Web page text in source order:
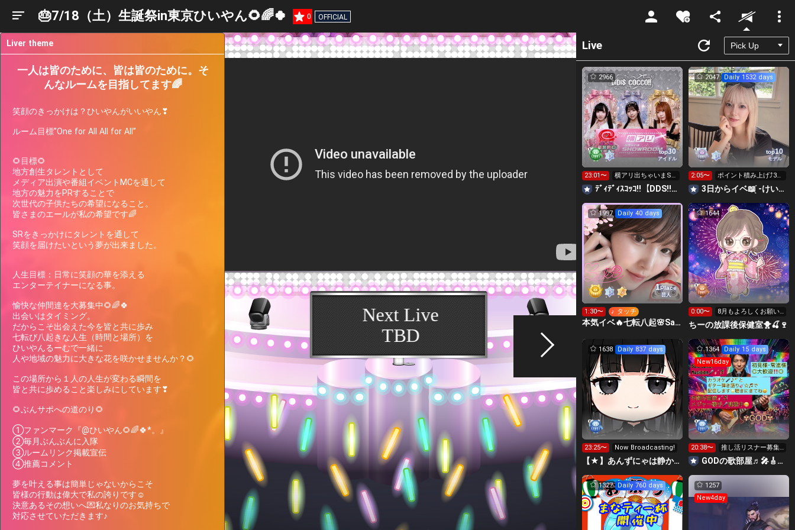
🎂7/18（土）生誕祭in東京ひいやん🌻🌈🍀 0 OFFICIAL
Unmute
Current
Participating
Events
Past
Liver
There are no events the streamer
While participating, the event status
will be displayed on this page.
Liver theme
一人は皆のために、皆は皆のために。そ
んなルームを目指してます🌈
笑顔のきっかけは？ひいやんがいいやん❣
ルーム目標”One for All All for All”
🌻目標🌻
地方創生タレントとして
メディア出演や番組イベントMCを通して
地方の魅力をPRすることで
次世代の子供たちの希望になること。
皆さまのエールが私の希望です🌈
SRをきっかけにタレントを通して
笑顔を届けたいという夢が出来ました。
人生目標：日常に笑顔の華を添える
エンターテイナーになる事。
愉快な仲間達を大募集中🌻🌈🍀
出会いはタイミング。
だからこそ出会えた今を皆と共に歩み
七転び八起きな人生（時間と場所）を
ひいやんるーむで一緒に
人や地域の魅力に大きな花を咲かせませんか？🌻
この場所から１人の人生が変わる瞬間を
皆と共に歩めること楽しみにしています❣
🌻ぶんサポへの道のり🌻
①ファンマーク『@ひいやん🌻🌈🍀*。』
②毎月ぶんぶんに入隊
③ルームリンク掲載宣伝
④推薦コメント
夢を叶える事は簡単じゃないからこそ
皆様の行動は偉大で私の誇りです☺
決意あるその想いへ💌私なりのお気持ちで
対応させていただきます♪
Live
top30
アイドル
2966
23:01〜
横アリ出ちゃいまSH
OWROOM参加中‼️🩷ﾃﾞｨﾃﾞｨｽｺｯｺ!!【DDS!!】ガチイベ参加中‼️
top10
モデル
2047 Daily 1532 days
2:05〜
ポイント積み上げ⤴️300
0pt残り8人‼️
3日からイベ📖 ̖́-けいか iito専属
1Place
芸人
1997 Daily 40 days
1:30〜 ♪ タッチ
本気イベ🔥七転八起🌸Saki🌸💃みんな笑顔でhappyに🕊️
1644
0:00〜
8月もよろしくお願い
します🐥🍒🍷
ちーの放課後保健室🐥🍒🍷
1638 Daily 837 days
23:25〜 Now Broadcasting!
【★】あんずにゃは静かに配信したい！
1364
Daily 15 days
New16day
20:38〜
推し活リスナー募集
中、皆様楽しんでい
って下さい😆🎸
GODの歌部屋♬🎤🎸☆♬🌟
1327 Daily 760 days
1257
New4day